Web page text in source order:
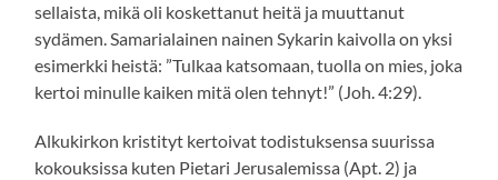
sellaista, mikä oli koskettanut heitä ja muuttanut
sydämen. Samarialainen nainen Sykarin kaivolla on yksi
esimerkki heistä: ”Tulkaa katsomaan, tuolla on mies, joka
kertoi minulle kaiken mitä olen tehnyt!” (Joh. 4:29).
Alkukirkon kristityt kertoivat todistuksensa suurissa
kokouksissa kuten Pietari Jerusalemissa (Apt. 2) ja